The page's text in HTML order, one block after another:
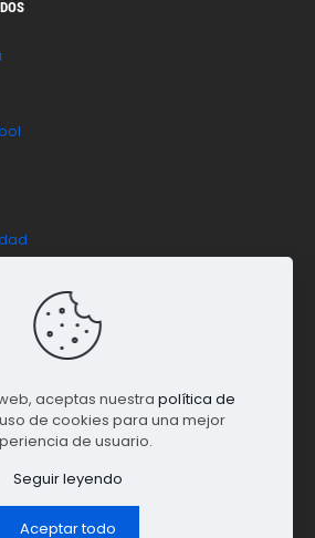
| Todos los derechos reservados
aceptas nuestra política de
de cookies para una mejor
de usuario.
Seguir leyendo
Aceptar todo